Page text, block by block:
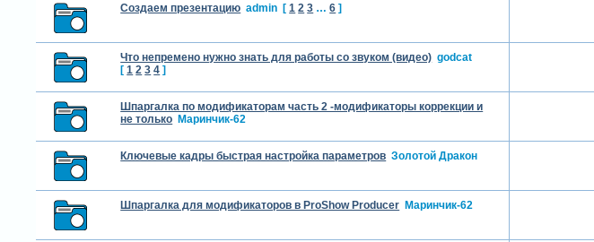
Создаем презентацию admin [ 1 2 3 … 6 ]
Что непремено нужно знать для работы со звуком (видео) godcat
[ 1 2 3 4 ]
Шпаргалка по модификаторам часть 2 -модификаторы коррекции и
не только Маринчик-62
Ключевые кадры быстрая настройка параметров Золотой Дракон
Шпаргалка для модификаторов в ProShow Producer Маринчик-62